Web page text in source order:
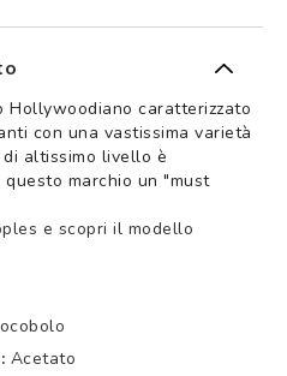
Hollywoodiano caratterizzato
con una vastissima varietà
altissimo livello è
marchio un "must
e scopri il modello
Acetato